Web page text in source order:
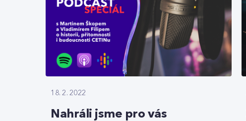
18. 2. 2022
Nahráli jsme pro vás